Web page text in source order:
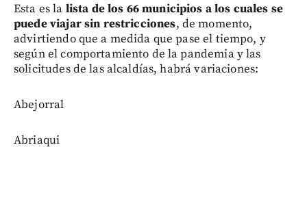
Esta es la lista de los 66 municipios a los cuales se
puede viajar sin restricciones, de momento,
advirtiendo que a medida que pase el tiempo, y
según el comportamiento de la pandemia y las
solicitudes de las alcaldías, habrá variaciones:
Abejorral
Abriaqui